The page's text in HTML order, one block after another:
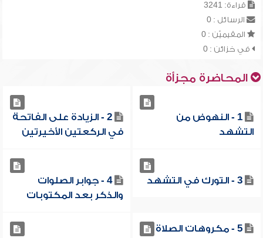
قراءة: 3241
الرسائل : 0
المقيميّن : 0
في خزائن : 0
المحاضرة مجزأة
1 - النهوض من
التشهد
2 - الزيادة على الفاتحة
في الركعتين الأخيرتين
3 - التورك في التشهد
4 - جوابر الصلوات
والذكر بعد المكتوبات
5 - مكروهات الصلاة